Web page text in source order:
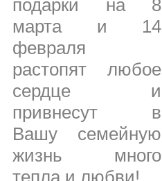
подарки на 8
марта и 14
февраля
растопят любое
сердце и
привнесут в
Вашу семейную
жизнь много
тепла и любви!